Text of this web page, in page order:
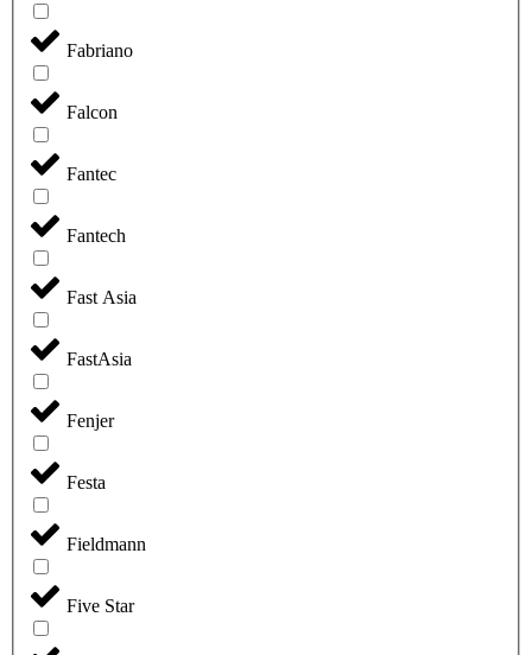
Fabriano
Falcon
Fantec
Fantech
Fast Asia
FastAsia
Fenjer
Festa
Fieldmann
Five Star